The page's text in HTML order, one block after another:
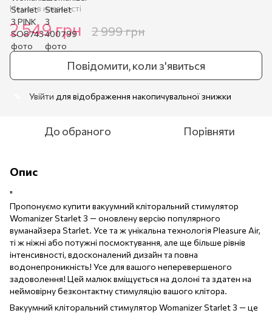
Немає в наявності
2 549 грн 2 999 грн
Повідомити, коли з'явиться
Увійти для відображення накопичувальної знижки
До обраного Порівняти
Опис
"
Пропонуємо купити вакуумний кліторальний стимулятор
Womanizer Starlet 3 — оновлену версію популярного
вуманайзера Starlet. Усе та ж унікальна технологія Pleasure Air,
ті ж ніжні або потужні посмоктування, але ще більше рівнів
інтенсивності, вдосконалений дизайн та повна
водонепроникність! Усе для вашого неперевершеного
задоволення! Цей малюк вміщується на долоні та здатен на
неймовірну безконтактну стимуляцію вашого клітора.
Вакуумний кліторальний стимулятор Womanizer Starlet 3 — це